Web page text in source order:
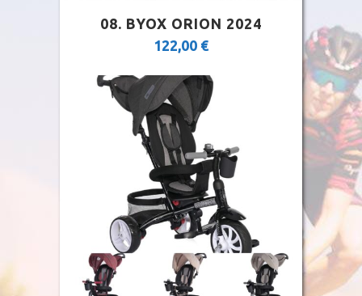
08. BYOX ORION 2024
122,00 €